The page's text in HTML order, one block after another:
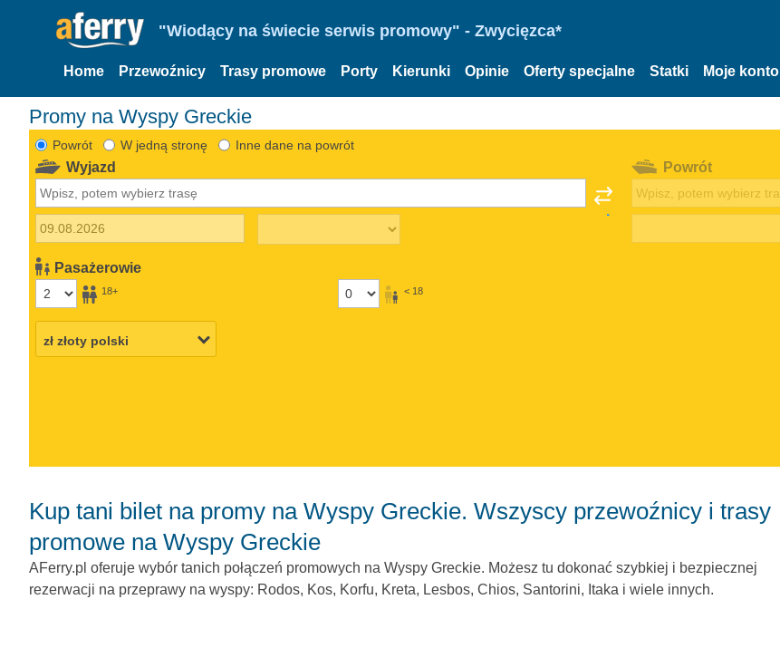
"Wiodący na świecie serwis promowy" - Zwycięzca*
Home Przewoźnicy Trasy promowe Porty Kierunki Opinie Oferty specjalne Statki Moje konto
Promy na Wyspy Greckie
Powrót W jedną stronę Inne dane na powrót
Wyjazd
Pasażerowie
18+ < 18
Powrót
Kup tani bilet na promy na Wyspy Greckie. Wszyscy przewoźnicy i trasy
promowe na Wyspy Greckie
AFerry.pl oferuje wybór tanich połączeń promowych na Wyspy Greckie. Możesz tu dokonać szybkiej i bezpiecznej
rezerwacji na przeprawy na wyspy: Rodos, Kos, Korfu, Kreta, Lesbos, Chios, Santorini, Itaka i wiele innych.